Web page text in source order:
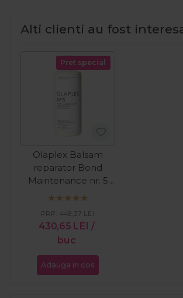
Alti clienti au fost
Pret special
Olaplex Balsam
reparator Bond
Maintenance nr. 5
1000ml
430,65 LEI /
buc
PRP: 448,37 LEI
Adauga in cos